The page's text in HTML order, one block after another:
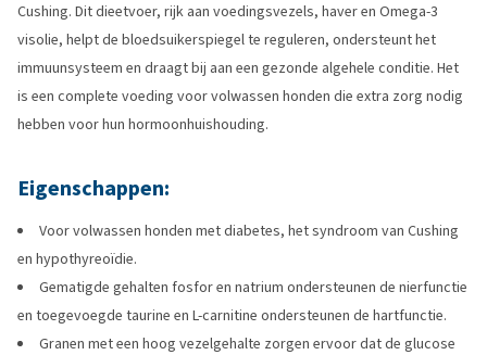
Cushing. Dit dieetvoer, rijk aan voedingsvezels, haver en Omega-3
visolie, helpt de bloedsuikerspiegel te reguleren, ondersteunt het
immuunsysteem en draagt bij aan een gezonde algehele conditie. Het
is een complete voeding voor volwassen honden die extra zorg nodig
hebben voor hun hormoonhuishouding.
Eigenschappen:
Voor volwassen honden met diabetes, het syndroom van Cushing
en hypothyreoïdie.
Gematigde gehalten fosfor en natrium ondersteunen de nierfunctie
en toegevoegde taurine en L-carnitine ondersteunen de hartfunctie.
Granen met een hoog vezelgehalte zorgen ervoor dat de glucose